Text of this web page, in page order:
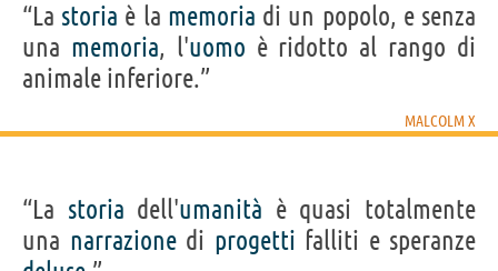
“La storia è la memoria di un popolo, e senza
una memoria, l'uomo è ridotto al rango di
animale inferiore.”
MALCOLM X
“La storia dell'umanità è quasi totalmente
una narrazionedi progetti falliti e speranze